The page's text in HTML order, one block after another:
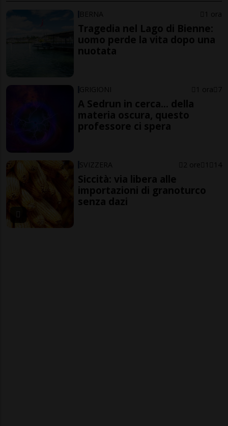
BERNA 1 ora
Tragedia nel Lago di Bienne:
uomo perde la vita dopo una
nuotata
GRIGIONI 1 ora 7
A Sedrun in cerca... della
materia oscura, questo
professore ci spera
SVIZZERA 2 ore 1 14
Siccità: via libera alle
importazioni di granoturco
senza dazi